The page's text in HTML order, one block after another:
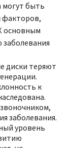
могут быть
факторов,
основным
заболевания
диски теряют
к
заболевания.
уровень